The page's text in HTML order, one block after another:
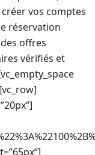
vos comptes
réservation
offres
vérifiés et